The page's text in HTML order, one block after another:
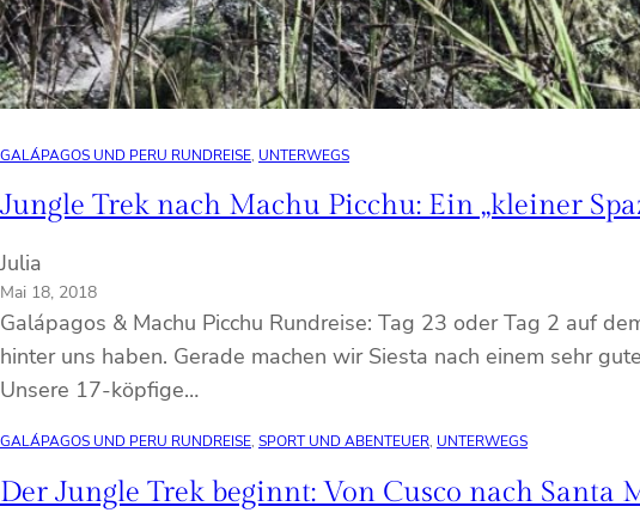
GALÁPAGOS UND PERU RUNDREISE, UNTERWEGS
Jungle Trek nach Machu Picchu: Ein „kleiner
Julia
Mai 18, 2018
Galápagos & Machu Picchu Rundreise: Tag 23 oder Tag 2 auf
hinter uns haben. Gerade machen wir Siesta nach einem sehr
Unsere 17-köpfige…
GALÁPAGOS UND PERU RUNDREISE, SPORT UND ABENTEUER, UNTERWEGS
Der Jungle Trek beginnt: Von Cusco nach Santa